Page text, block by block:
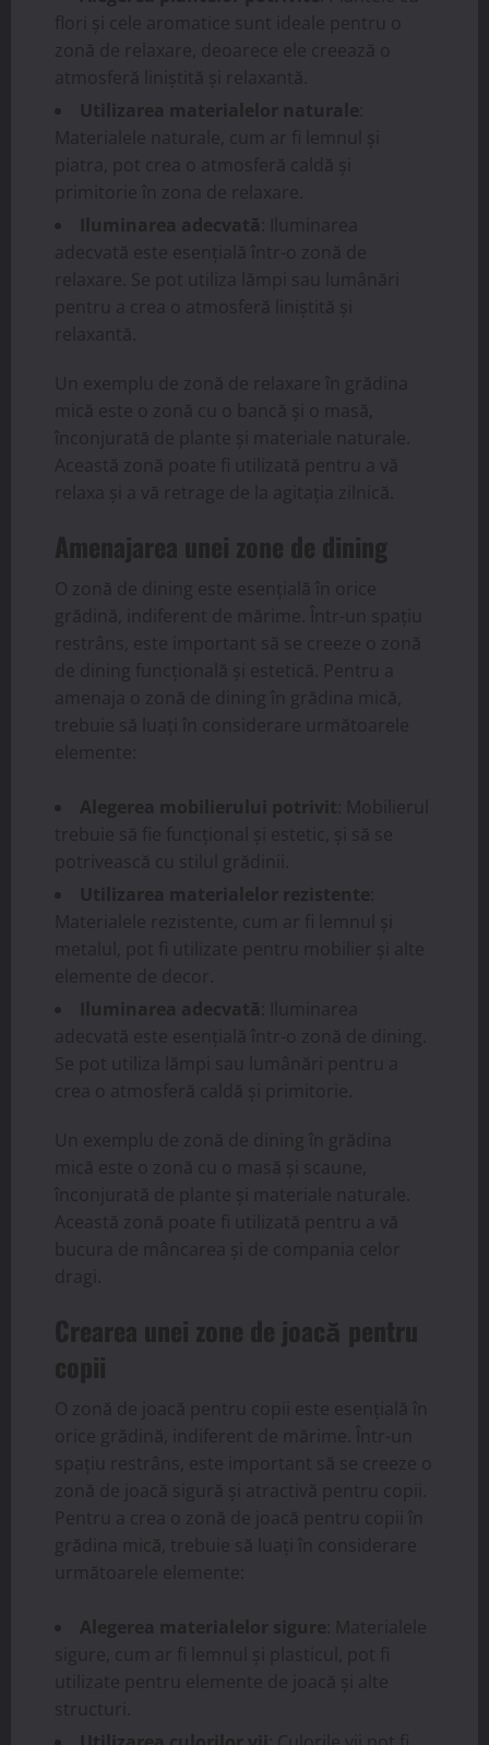
flori și cele aromatice sunt ideale pentru o
zonă de relaxare, deoarece ele creează o
atmosferă liniștită și relaxantă.
Utilizarea materialelor naturale
Materialele naturale, cum ar fi lemnul și
piatra, pot crea o atmosferă caldă și
primitorie în zona de relaxare.
Iluminarea adecvată : Iluminarea
adecvată este esențială într-o zonă de
relaxare. Se pot utiliza lămpi sau lumânări
pentru a crea o atmosferă liniștită și
relaxantă.
Un exemplu de zonă de relaxare în grădina
mică este o zonă cu o bancă și o masă,
înconjurată de plante și materiale naturale.
Această zonă poate fi utilizată pentru a vă
relaxa și a vă retrage de la agitația zilnică.
Amenajarea unei zone de dining
O zonă de dining este esențială în orice
grădină, indiferent de mărime. Într-un spațiu
restrâns, este important să se creeze o zonă
de dining funcțională și estetică. Pentru a
amenaja o zonă de dining în grădina mică,
trebuie să luați în considerare următoarele
elemente:
Alegerea mobilierului potrivit : Mobilierul
trebuie să fie funcțional și estetic, și să se
potrivească cu stilul grădinii.
Utilizarea materialelor rezistente
Materialele rezistente, cum ar fi lemnul și
metalul, pot fi utilizate pentru mobilier și alte
elemente de decor.
Iluminarea adecvată : Iluminarea
adecvată este esențială într-o zonă de dining.
Se pot utiliza lămpi sau lumânări pentru a
crea o atmosferă caldă și primitorie.
Un exemplu de zonă de dining în grădina
mică este o zonă cu o masă și scaune,
înconjurată de plante și materiale naturale.
Această zonă poate fi utilizată pentru a vă
bucura de mâncarea și de compania celor
dragi.
Crearea unei zone de joacă pentru
copii
O zonă de joacă pentru copii este esențială în
orice grădină, indiferent de mărime. Într-un
spațiu restrâns, este important să se creeze o
zonă de joacă sigură și atractivă pentru copii.
Pentru a crea o zonă de joacă pentru copii în
grădina mică, trebuie să luați în considerare
următoarele elemente:
Alegerea materialelor sigure : Materialele
sigure, cum ar fi lemnul și plasticul, pot fi
utilizate pentru elemente de joacă și alte
structuri.